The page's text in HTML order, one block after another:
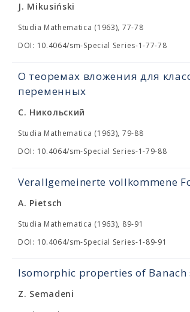
J. Mikusiński
Studia Mathematica (1963), 77-78
DOI: 10.4064/sm-Special Series-1-77-78
О теоремах вложения для
переменных
С. Никольский
Studia Mathematica (1963), 79-88
DOI: 10.4064/sm-Special Series-1-79-88
Verallgemeinerte vollkommene
A. Pietsch
Studia Mathematica (1963), 89-91
DOI: 10.4064/sm-Special Series-1-89-91
Isomorphic properties of
Z. Semadeni